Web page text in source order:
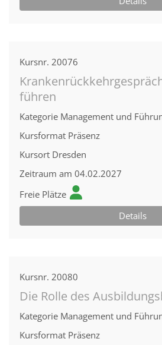
Kursnr. 20076
führen
Kategorie Management und
Kursformat Präsenz
Kursort Dresden
Zeitraum am 04.02.2027
Freie Plätze
Details
Kursnr. 20080
Die Rolle des
Kategorie Management und
Kursformat Präsenz